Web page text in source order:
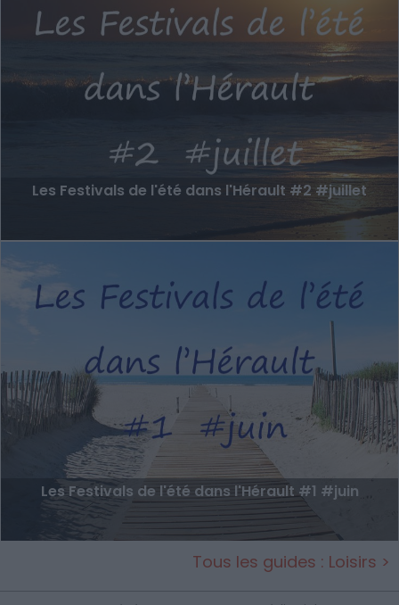
Les Festivals de l'été dans l'Hérault #2 #juillet
Les Festivals de l'été dans l'Hérault #1 #juin
Tous les guides : Loisirs >